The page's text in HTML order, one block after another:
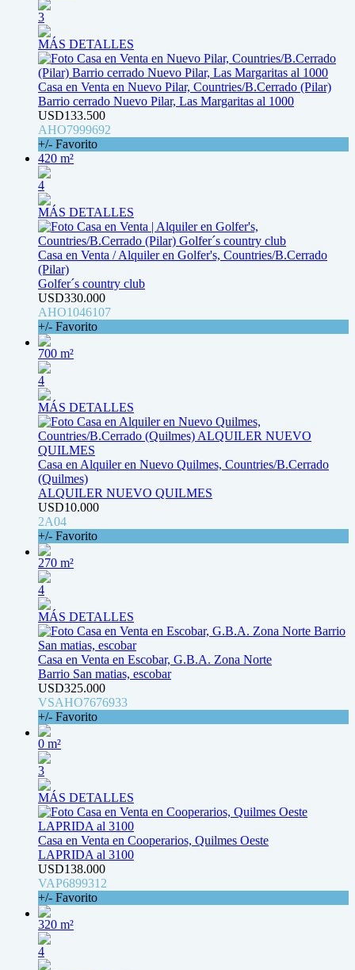
3
MÁS DETALLES
Casa en Venta en Nuevo Pilar, Countries/B.Cerrado (Pilar)
Barrio cerrado Nuevo Pilar, Las Margaritas al 1000
USD133.500
AHO7999692
+/- Favorito
420 m²
4
MÁS DETALLES
Casa en Venta / Alquiler en Golfer's, Countries/B.Cerrado
(Pilar)
Golfer´s country club
USD330.000
AHO1046107
+/- Favorito
700 m²
4
MÁS DETALLES
Casa en Alquiler en Nuevo Quilmes, Countries/B.Cerrado
(Quilmes)
ALQUILER NUEVO QUILMES
USD10.000
2A04
+/- Favorito
270 m²
4
MÁS DETALLES
Casa en Venta en Escobar, G.B.A. Zona Norte
Barrio San matias, escobar
USD325.000
VSAHO7676933
+/- Favorito
0 m²
3
MÁS DETALLES
Casa en Venta en Cooperarios, Quilmes Oeste
LAPRIDA al 3100
USD138.000
VAP6899312
+/- Favorito
320 m²
4